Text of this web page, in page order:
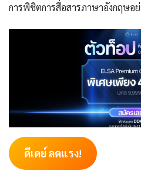
การพิชิตการสื่อสารภาษาอังกฤษอ
ดีเดย์ ลดแรง!